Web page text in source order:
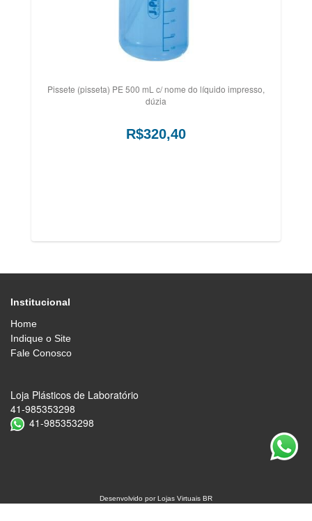
Pissete (pisseta) PE 500 mL c/ nome do líquido impresso,
dúzia
R$320,40
Institucional
Home
Indique o Site
Fale Conosco
Loja Plásticos de Laboratório
41-985353298
41-985353298
Desenvolvido porLojas Virtuais BR